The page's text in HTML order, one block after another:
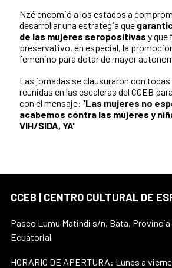
Nzé encomió a los estados a
desarrollar una estrategia que
de las mujeres seropositivas y que
preservativo, en especial, la
femenino para dotar de mayor
Las jornadas se clausuraron con
reunidas en las escaleras del CCEB
con el mensaje: 'Las mujeres no
acabemos contra las mujeres y
VIH/SIDA, YA'
CCEB | CENTRO CULTURAL DE
Paseo Lumu Matindi s/n, Bata, Provincia
Ecuatorial
HORARIO DE APERTURA: Lunes a